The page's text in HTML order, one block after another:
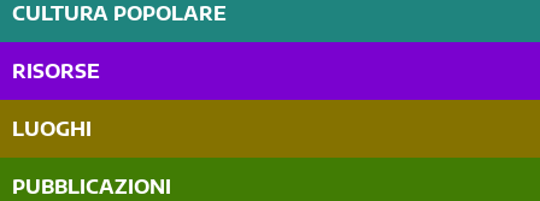
CULTURA POPOLARE
RISORSE
LUOGHI
PUBBLICAZIONI